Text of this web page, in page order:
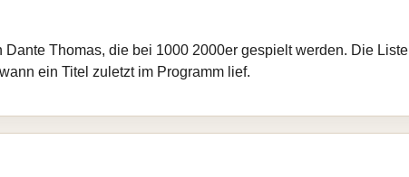
Thomas, die bei 1000 2000er gespielt werden. Die
ein Titel zuletzt im Programm lief.